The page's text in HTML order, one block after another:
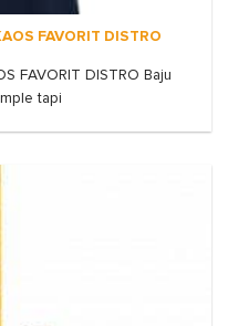
FAVORIT DISTRO
FAVORIT DISTRO Baju
tapi